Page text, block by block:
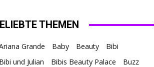
THEMEN
Grande Baby Beauty
Bibi
und Julian
Bibis Beauty Palace
Buzz